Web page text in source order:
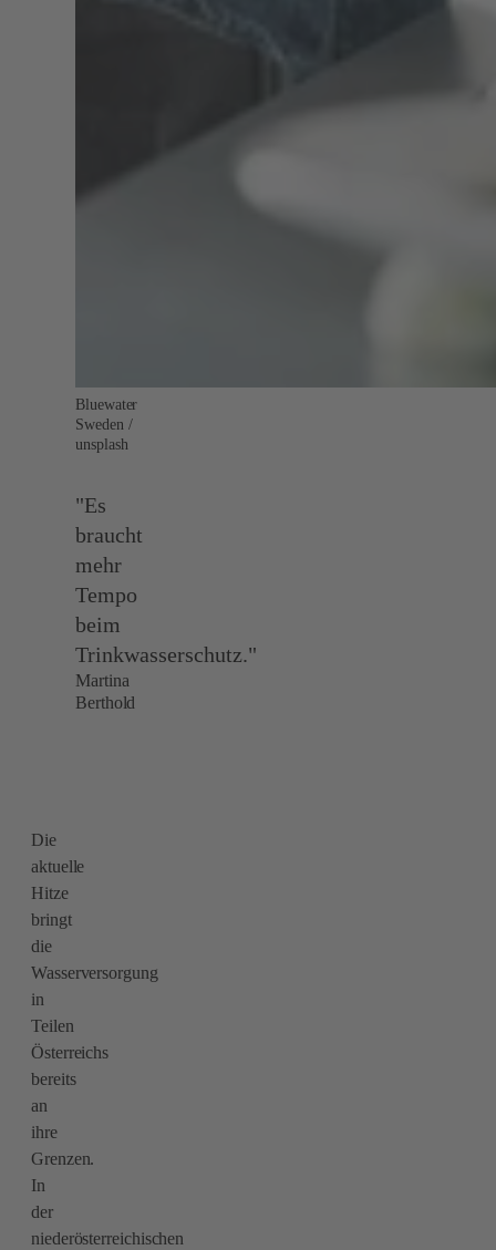
Bluewater
Sweden /
unsplash
"Es
braucht
mehr
Tempo
beim
Trinkwasserschutz."
Martina
Berthold
Die
aktuelle
Hitze
bringt
die
Wasserversorgung
in
Teilen
Österreichs
bereits
an
ihre
Grenzen.
In
der
niederösterreichischen